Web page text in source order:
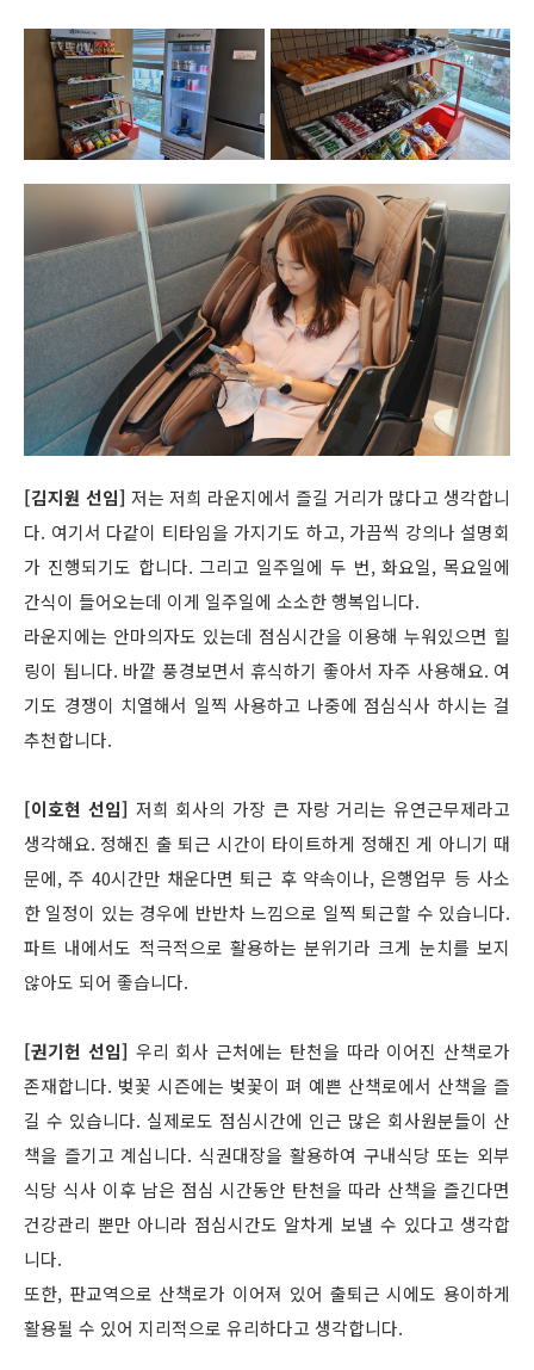
[김지원 선임] 저는 저희 라운지에서 즐길 거리가 많다고 생각합니
다. 여기서 다같이 티타임을 가지기도 하고, 가끔씩 강의나 설명회
가 진행되기도 합니다. 그리고 일주일에 두 번, 화요일, 목요일에
간식이 들어오는데 이게 일주일에 소소한 행복입니다.
라운지에는 안마의자도 있는데 점심시간을 이용해 누워있으면 힐
링이 됩니다. 바깥 풍경보면서 휴식하기 좋아서 자주 사용해요. 여
기도 경쟁이 치열해서 일찍 사용하고 나중에 점심식사 하시는 걸
추천합니다.
[이호현 선임] 저희 회사의 가장 큰 자랑 거리는 유연근무제라고
생각해요. 정해진 출 퇴근 시간이 타이트하게 정해진 게 아니기 때
문에, 주 40시간만 채운다면 퇴근 후 약속이나, 은행업무 등 사소
한 일정이 있는 경우에 반반차 느낌으로 일찍 퇴근할 수 있습니다.
파트 내에서도 적극적으로 활용하는 분위기라 크게 눈치를 보지
않아도 되어 좋습니다.
[권기헌 선임] 우리 회사 근처에는 탄천을 따라 이어진 산책로가
존재합니다. 벚꽃 시즌에는 벚꽃이 펴 예쁜 산책로에서 산책을 즐
길 수 있습니다. 실제로도 점심시간에 인근 많은 회사원분들이 산
책을 즐기고 계십니다. 식권대장을 활용하여 구내식당 또는 외부
식당 식사 이후 남은 점심 시간동안 탄천을 따라 산책을 즐긴다면
건강관리 뿐만 아니라 점심시간도 알차게 보낼 수 있다고 생각합
니다.
또한, 판교역으로 산책로가 이어져 있어 출퇴근 시에도 용이하게
활용될 수 있어 지리적으로 유리하다고 생각합니다.